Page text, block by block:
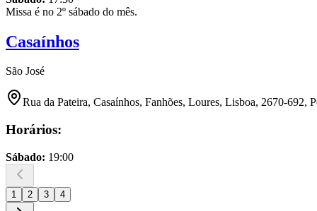
Missa é no 2º sábado do mês.
Casaínhos
São José
Rua da Pateira, Casaínhos, Fanhões, Loures, Lisboa, 2670-692,
Horários:
Sábado: 19:00
1 2 3 4